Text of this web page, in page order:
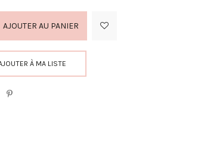
AJOUTER AU PANIER
À MA LISTE